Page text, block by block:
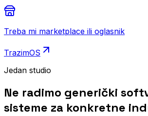
Treba mi marketplace ili oglasnik
TrazimOS
Jedan studio
Ne radimo generički
sisteme za konkretne